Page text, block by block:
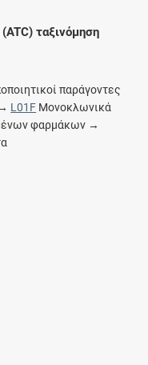
ταξινόμηση
παράγοντες
L01F Μονοκλωνικά
φαρμάκων →